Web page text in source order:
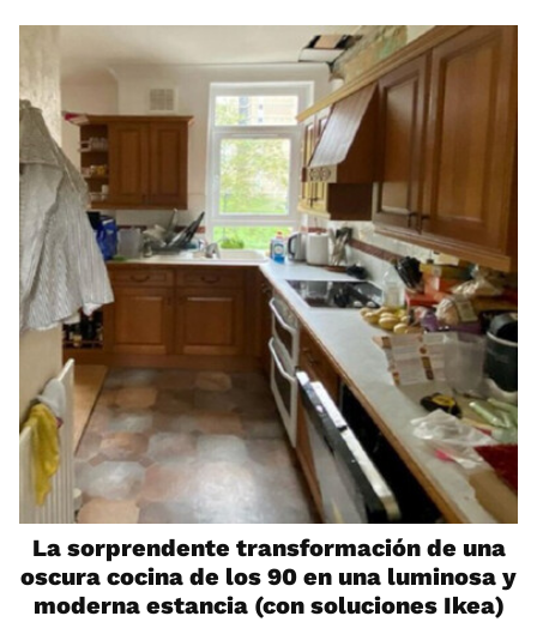
La sorprendente transformación de una
oscura cocina de los 90 en una luminosa y
moderna estancia (con soluciones Ikea)